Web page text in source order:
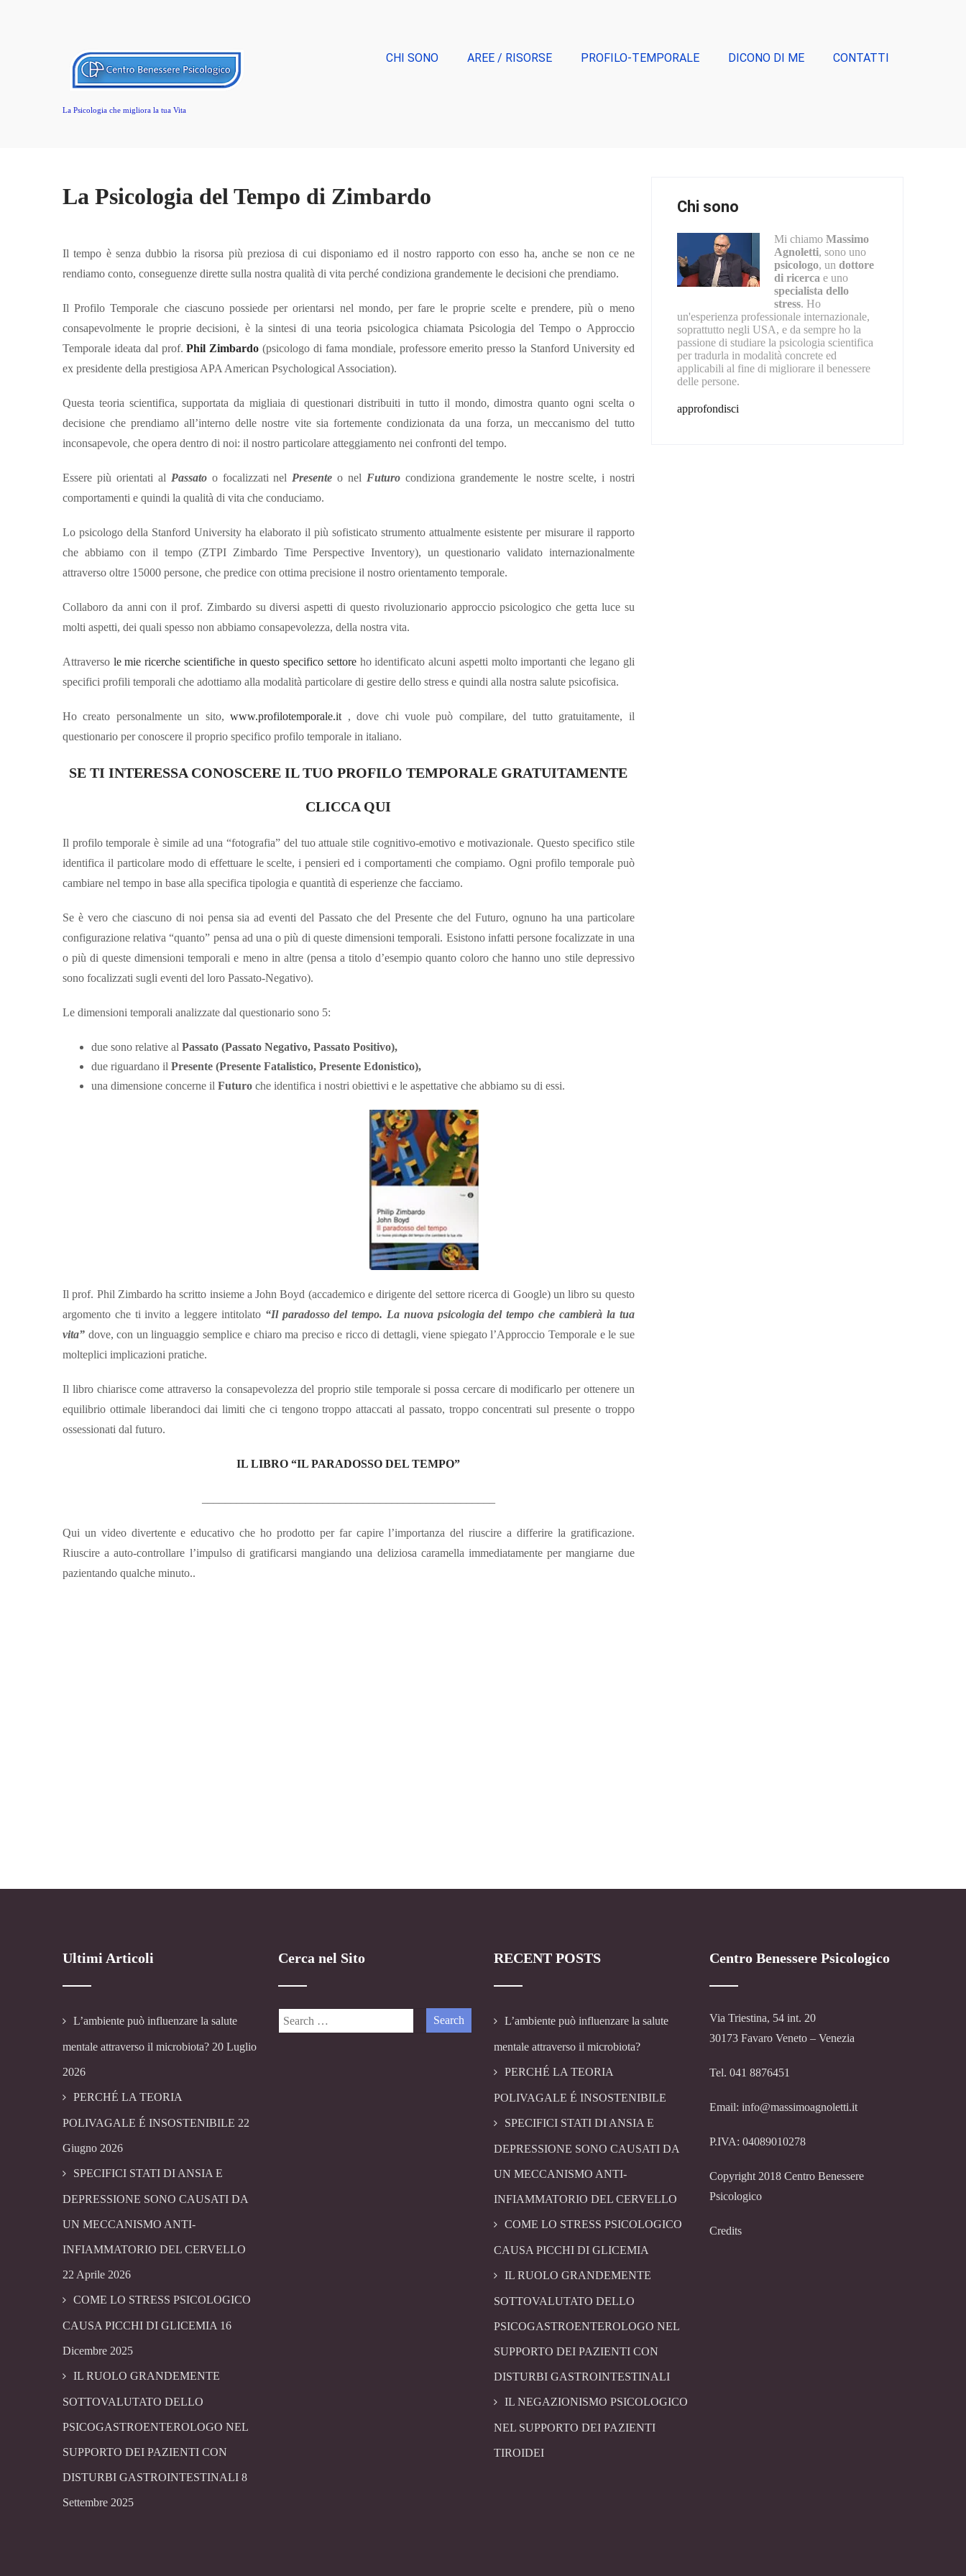
La Psicologia che migliora la tua Vita
CHI SONO AREE / RISORSE PROFILO-TEMPORALE DICONO DI ME CONTATTI
La Psicologia del Tempo di Zimbardo
Il tempo è senza dubbio la risorsa più preziosa di cui disponiamo ed il nostro rapporto con esso ha, anche se non ce ne
rendiamo conto, conseguenze dirette sulla nostra qualità di vita perché condiziona grandemente le decisioni che prendiamo.
Il Profilo Temporale che ciascuno possiede per orientarsi nel mondo, per fare le proprie scelte e prendere, più o meno
consapevolmente le proprie decisioni, è la sintesi di una teoria psicologica chiamata Psicologia del Tempo o Approccio
Temporale ideata dal prof.Phil Zimbardo (psicologo di fama mondiale, professore emerito presso la Stanford University ed
ex presidente della prestigiosa APA American Psychological Association).
Questa teoria scientifica, supportata da migliaia di questionari distribuiti in tutto il mondo, dimostra quanto ogni scelta o
decisione che prendiamo all’interno delle nostre vite sia fortemente condizionata da una forza, un meccanismo del tutto
inconsapevole, che opera dentro di noi: il nostro particolare atteggiamento nei confronti del tempo.
Essere più orientati al Passatoo focalizzati nel Presente o nel Futuro condiziona grandemente le nostre scelte, i nostri
comportamenti e quindi la qualità di vita che conduciamo.
Lo psicologo della Stanford University ha elaborato il più sofisticato strumento attualmente esistente per misurare il rapporto
che abbiamo con il tempo (ZTPI Zimbardo Time Perspective Inventory), un questionario validato internazionalmente
attraverso oltre 15000 persone, che predice con ottima precisione il nostro orientamento temporale.
Collaboro da anni con il prof. Zimbardo su diversi aspetti di questo rivoluzionario approccio psicologico che getta luce su
molti aspetti, dei quali spesso non abbiamo consapevolezza, della nostra vita.
Attraverso le mie ricerche scientifiche in questo specifico settoreho identificato alcuni aspetti molto importanti che legano gli
specifici profili temporali che adottiamo alla modalità particolare di gestire dello stress e quindi alla nostra salute psicofisica.
Ho creato personalmente un sito,www.profilotemporale.it , dove chi vuole può compilare, del tutto gratuitamente, il
questionario per conoscere il proprio specifico profilo temporale in italiano.
SE TI INTERESSA CONOSCERE IL TUO PROFILO TEMPORALE GRATUITAMENTE
CLICCA QUI
Il profilo temporale è simile ad una “fotografia” del tuo attuale stile cognitivo-emotivo e motivazionale. Questo specifico stile
identifica il particolare modo di effettuare le scelte, i pensieri ed i comportamenti che compiamo. Ogni profilo temporale può
cambiare nel tempo in base alla specifica tipologia e quantità di esperienze che facciamo.
Se è vero che ciascuno di noi pensa sia ad eventi del Passato che del Presente che del Futuro, ognuno ha una particolare
configurazione relativa “quanto” pensa ad una o più di queste dimensioni temporali. Esistono infatti persone focalizzate in una
o più di queste dimensioni temporali e meno in altre (pensa a titolo d’esempio quanto coloro che hanno uno stile depressivo
sono focalizzati sugli eventi del loro Passato-Negativo).
Le dimensioni temporali analizzate dal questionario sono 5:
due sono relative al Passato (Passato Negativo, Passato Positivo),
due riguardano il Presente (Presente Fatalistico, Presente Edonistico),
una dimensione concerne il Futuro che identifica i nostri obiettivi e le aspettative che abbiamo su di essi.
Il prof. Phil Zimbardo ha scritto insieme a John Boyd (accademico e dirigente del settore ricerca di Google) un libro su questo
argomento che ti invito a leggere intitolato “Il paradosso del tempo. La nuova psicologia del tempo che cambierà la tua
vita” dove, con un linguaggio semplice e chiaro ma preciso e ricco di dettagli, viene spiegato l’Approccio Temporale e le sue
molteplici implicazioni pratiche.
Il libro chiarisce come attraverso la consapevolezza del proprio stile temporale si possa cercare di modificarlo per ottenere un
equilibrio ottimale liberandoci dai limiti che ci tengono troppo attaccati al passato, troppo concentrati sul presente o troppo
ossessionati dal futuro.
IL LIBRO “IL PARADOSSO DEL TEMPO”
Qui un video divertente e educativo che ho prodotto per far capire l’importanza del riuscire a differire la gratificazione.
Riuscire a auto-controllare l’impulso di gratificarsi mangiando una deliziosa caramella immediatamente per mangiarne due
pazientando qualche minuto..
Chi sono
Mi chiamoMassimo
Agnoletti, sono uno
psicologo, undottore
di ricerca e uno
specialista dello
stress. Ho
un'esperienza professionale internazionale,
soprattutto negli USA, e da sempre ho la
passione di studiare la psicologia scientifica
per tradurla in modalità concrete ed
applicabili al fine di migliorare il benessere
delle persone.
approfondisci
Ultimi Articoli
L’ambiente può influenzare la salute
mentale attraverso il microbiota? 20 Luglio
2026
PERCHÉ LA TEORIA
POLIVAGALE É INSOSTENIBILE 22
Giugno 2026
SPECIFICI STATI DI ANSIA E
DEPRESSIONE SONO CAUSATI DA
UN MECCANISMO ANTI-
INFIAMMATORIO DEL CERVELLO
22 Aprile 2026
COME LO STRESS PSICOLOGICO
CAUSA PICCHI DI GLICEMIA 16
Dicembre 2025
IL RUOLO GRANDEMENTE
SOTTOVALUTATO DELLO
PSICOGASTROENTEROLOGO NEL
SUPPORTO DEI PAZIENTI CON
DISTURBI GASTROINTESTINALI 8
Settembre 2025
Cerca nel Sito RECENT POSTS
L’ambiente può influenzare la salute
mentale attraverso il microbiota?
PERCHÉ LA TEORIA
POLIVAGALE É INSOSTENIBILE
SPECIFICI STATI DI ANSIA E
DEPRESSIONE SONO CAUSATI DA
UN MECCANISMO ANTI-
INFIAMMATORIO DEL CERVELLO
COME LO STRESS PSICOLOGICO
CAUSA PICCHI DI GLICEMIA
IL RUOLO GRANDEMENTE
SOTTOVALUTATO DELLO
PSICOGASTROENTEROLOGO NEL
SUPPORTO DEI PAZIENTI CON
DISTURBI GASTROINTESTINALI
IL NEGAZIONISMO PSICOLOGICO
NEL SUPPORTO DEI PAZIENTI
TIROIDEI
Centro Benessere Psicologico
Via Triestina, 54 int. 20
30173 Favaro Veneto – Venezia
Tel. 041 8876451
Email: info@massimoagnoletti.it
P.IVA: 04089010278
Copyright 2018 Centro Benessere
Psicologico
Credits